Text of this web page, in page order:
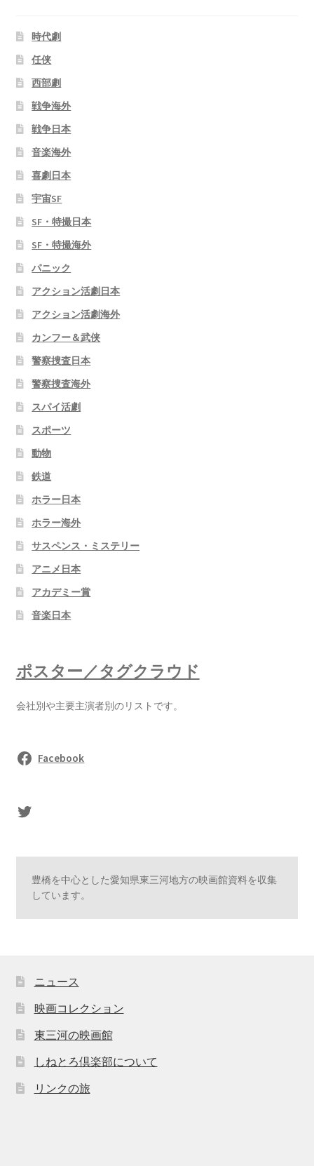
時代劇
任侠
西部劇
戦争海外
戦争日本
音楽海外
喜劇日本
宇宙SF
SF・特撮日本
SF・特撮海外
パニック
アクション活劇日本
アクション活劇海外
カンフー＆武侠
警察捜査日本
警察捜査海外
スパイ活劇
スポーツ
動物
鉄道
ホラー日本
ホラー海外
サスペンス・ミステリー
アニメ日本
アカデミー賞
音楽日本
ポスター／タグクラウド
会社別や主要主演者別のリストです。
Facebook
sasaki's Twitter
豊橋を中心とした愛知県東三河地方の映画館資料を収集
しています。
ニュース
映画コレクション
東三河の映画館
しねとろ倶楽部について
リンクの旅